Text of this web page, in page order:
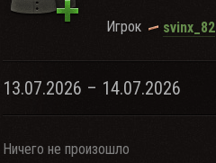
Игрок svinx_82
13.07.2026 – 14.07.2026
Ничего не произошло